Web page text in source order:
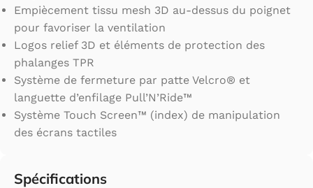
Empiècement tissu mesh 3D au-dessus du poignet
pour favoriser la ventilation
Logos relief 3D et éléments de protection des
phalanges TPR
Système de fermeture par patte Velcro® et
languette d’enfilage Pull’N’Ride™
Système Touch Screen™ (index) de manipulation
des écrans tactiles
Spécifications